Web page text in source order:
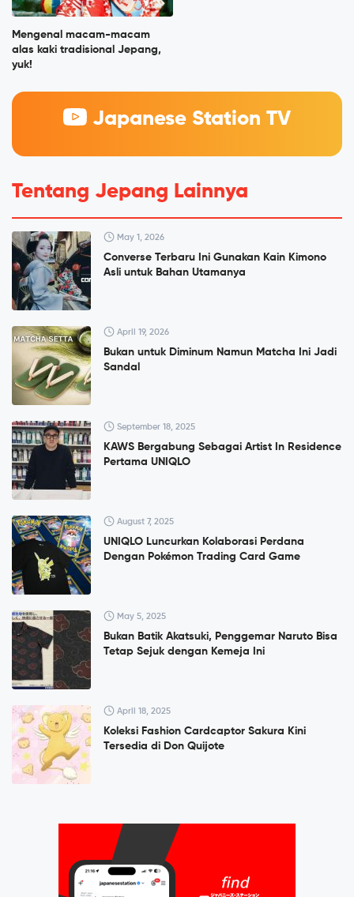
Mengenal macam-macam
alas kaki tradisional Jepang,
yuk!
Japanese Station TV
Tentang Jepang Lainnya
May 1, 2026
Converse Terbaru Ini Gunakan Kain Kimono
Asli untuk Bahan Utamanya
April 19, 2026
Bukan untuk Diminum Namun Matcha Ini Jadi
Sandal
September 18, 2025
KAWS Bergabung Sebagai Artist In Residence
Pertama UNIQLO
August 7, 2025
UNIQLO Luncurkan Kolaborasi Perdana
Dengan Pokémon Trading Card Game
May 5, 2025
Bukan Batik Akatsuki, Penggemar Naruto Bisa
Tetap Sejuk dengan Kemeja Ini
April 18, 2025
Koleksi Fashion Cardcaptor Sakura Kini
Tersedia di Don Quijote